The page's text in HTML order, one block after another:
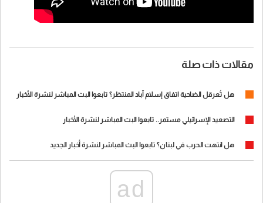
مقالات ذات صلة
هل تُعرقل الضاحية اتفاق إسلام آباد المنتظر؟ تابعوا البث المباشر لنشرة الأخبار
التصعيد الإسرائيلي مستمر.. تابعوا البث المباشر لنشرة الأخبار
هل انتهت الحرب في لبنان؟ تابعوا البث المباشر لنشرة أخبار الجديد
ad